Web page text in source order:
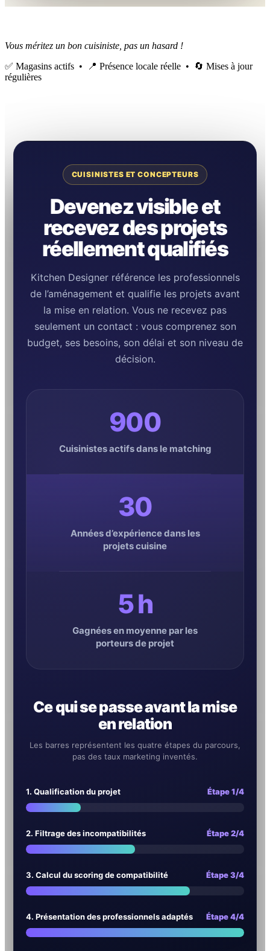
Vous méritez un bon cuisiniste, pas un hasard !
✅ Magasins actifs • 📍 Présence locale réelle • 🔄 Mises à jour
régulières
CUISINISTES ET CONCEPTEURS
Devenez visible et
recevez des projets
réellement qualifiés
Kitchen Designer référence les professionnels
de l’aménagement et qualifie les projets avant
la mise en relation. Vous ne recevez pas
seulement un contact : vous comprenez son
budget, ses besoins, son délai et son niveau de
décision.
900
Cuisinistes actifs dans le matching
30
Années d’expérience dans les
projets cuisine
5 h
Gagnées en moyenne par les
porteurs de projet
Ce qui se passe avant la mise
en relation
Les barres représentent les quatre étapes du parcours,
pas des taux marketing inventés.
1. Qualification du projet Étape 1/4
2. Filtrage des incompatibilités Étape 2/4
3. Calcul du scoring de compatibilité Étape 3/4
4. Présentation des professionnels adaptés Étape 4/4